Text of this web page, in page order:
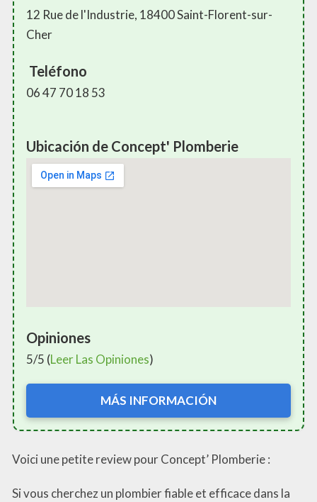
12 Rue de l'Industrie, 18400 Saint-Florent-sur-
Cher
Teléfono
06 47 70 18 53
Ubicación de Concept' Plomberie
Opiniones
5/5 (Leer Las Opiniones)
MÁS INFORMACIÓN
Voici une petite review pour Concept’ Plomberie :
Si vous cherchez un plombier fiable et efficace dans la